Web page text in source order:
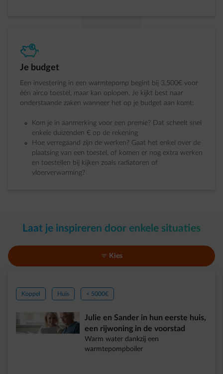
element-piggybank
Stap 1 van 4:
Je budget
Een investering in een warmtepomp begint bij 3.500€ voor
één airco toestel, maar kan oplopen. Je kijkt best naar
onderstaande zaken wanneer het op je budget aan komt:
Kom je in aanmerking voor een premie? Dat scheelt snel
enkele duizenden € op de rekening
Hoe verregaand zijn de werken? Gaat het enkel over de
plaatsing van een toestel, of komen er nog extra werken
en toestellen bij kijken zoals radiatoren of
vloerverwarming?
Laat je inspireren door enkele situaties
material-filter-list Kies
Koppel Huis < 5000€
Julie en Sander in hun eerste huis,
een rijwoning in de voorstad
Warm water dankzij een
warmtepompboiler